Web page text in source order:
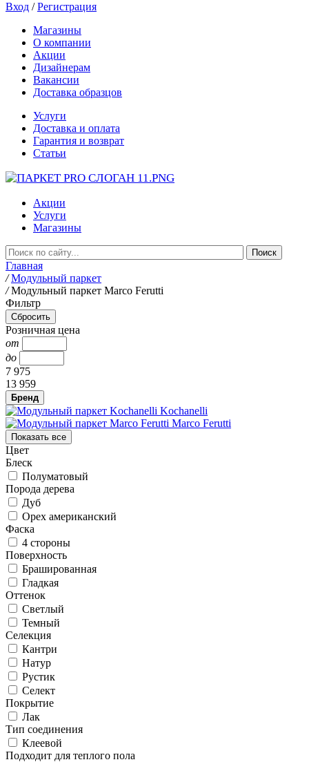
Вход /Регистрация
Магазины
О компании
Акции
Дизайнерам
Вакансии
Доставка образцов
Услуги
Доставка и оплата
Гарантия и возврат
Статьи
Акции
Услуги
Магазины
Главная
/ Модульный паркет
/ Модульный паркет Marco Ferutti
Фильтр
Розничная цена
от
до
7 975
13 959
Бренд
Kochanelli
Marco Ferutti
Показать все
Цвет
Блеск
Полуматовый
Порода дерева
Дуб
Орех американский
Фаска
4 стороны
Поверхность
Брашированная
Гладкая
Оттенок
Светлый
Темный
Селекция
Кантри
Натур
Рустик
Селект
Покрытие
Лак
Тип соединения
Клеевой
Подходит для теплого пола